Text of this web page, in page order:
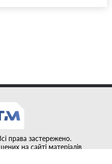
права застережено.
на сайті матеріалів